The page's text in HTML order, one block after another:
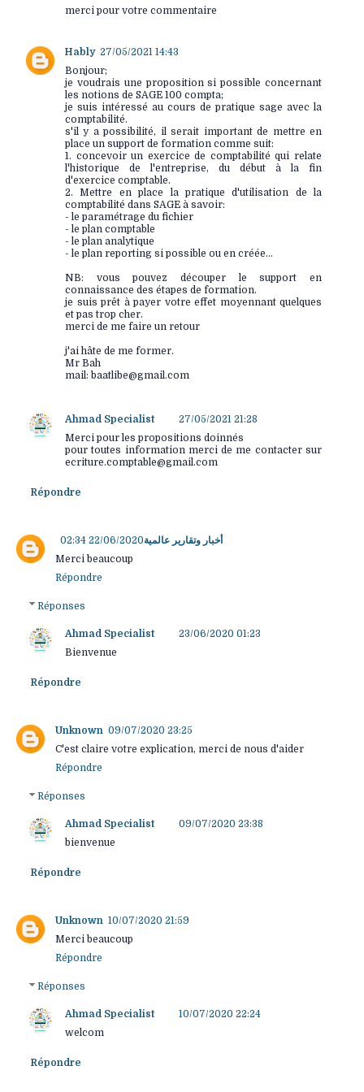
merci pour votre commentaire
Hably 27/05/2021 14:43
Bonjour;
je voudrais une proposition si possible concernant
les notions de SAGE 100 compta;
je suis intéressé au cours de pratique sage avec la
comptabilité.
s'il y a possibilité, il serait important de mettre en
place un support de formation comme suit:
1. concevoir un exercice de comptabilité qui relate
l'historique de l'entreprise, du début à la fin
d'exercice comptable.
2. Mettre en place la pratique d'utilisation de la
comptabilité dans SAGE à savoir:
- le paramétrage du fichier
- le plan comptable
- le plan analytique
- le plan reporting si possible ou en créée...
NB: vous pouvez découper le support en
connaissance des étapes de formation.
je suis prêt à payer votre effet moyennant quelques
et pas trop cher.
merci de me faire un retour
j'ai hâte de me former.
Mr Bah
mail: baatlibe@gmail.com
Ahmad Specialist
27/05/2021 21:28
Merci pour les propositions doinnés
pour toutes information merci de me contacter sur
ecriture.comptable@gmail.com
Répondre
أخبار وتقارير عالمية22/06/2020 02:34
Merci beaucoup
Répondre
Réponses
Ahmad Specialist
23/06/2020 01:23
Bienvenue
Répondre
Unknown 09/07/2020 23:25
C'est claire votre explication, merci de nous d'aider
Répondre
Réponses
Ahmad Specialist
09/07/2020 23:38
bienvenue
Répondre
Unknown 10/07/2020 21:59
Merci beaucoup
Répondre
Réponses
Ahmad Specialist
10/07/2020 22:24
welcom
Répondre